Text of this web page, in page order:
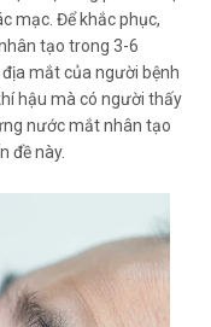
mạc. Để khắc phục,
tạo trong 3-6
mắt của người bệnh
hậu mà có người thấy
nước mắt nhân tạo
đề này.